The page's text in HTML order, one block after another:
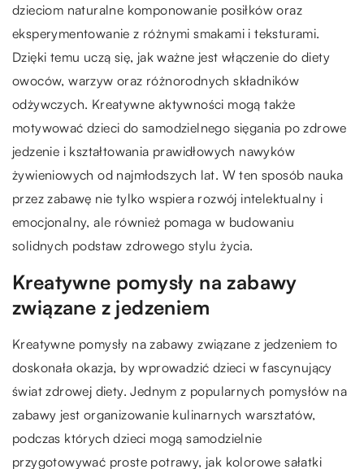
dzieciom naturalne komponowanie posiłków oraz
eksperymentowanie z różnymi smakami i teksturami.
Dzięki temu uczą się, jak ważne jest włączenie do diety
owoców, warzyw oraz różnorodnych składników
odżywczych. Kreatywne aktywności mogą także
motywować dzieci do samodzielnego sięgania po zdrowe
jedzenie i kształtowania prawidłowych nawyków
żywieniowych od najmłodszych lat. W ten sposób nauka
przez zabawę nie tylko wspiera rozwój intelektualny i
emocjonalny, ale również pomaga w budowaniu
solidnych podstaw zdrowego stylu życia.
Kreatywne pomysły na zabawy
związane z jedzeniem
Kreatywne pomysły na zabawy związane z jedzeniem to
doskonała okazja, by wprowadzić dzieci w fascynujący
świat zdrowej diety. Jednym z popularnych pomysłów na
zabawy jest organizowanie kulinarnych warsztatów,
podczas których dzieci mogą samodzielnie
przygotowywać proste potrawy, jak kolorowe sałatki